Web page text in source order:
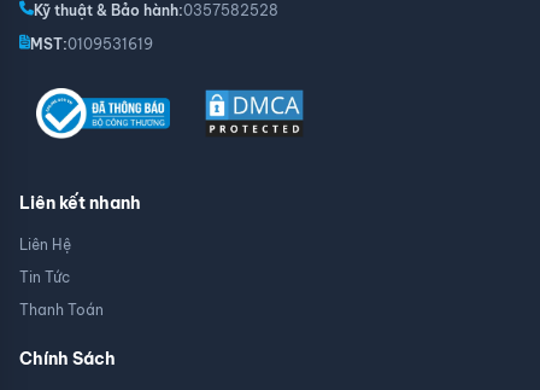
Kỹ thuật & Bảo hành:0357582528
MST:0109531619
Liên kết nhanh
Liên Hệ
Tin Tức
Thanh Toán
Chính Sách